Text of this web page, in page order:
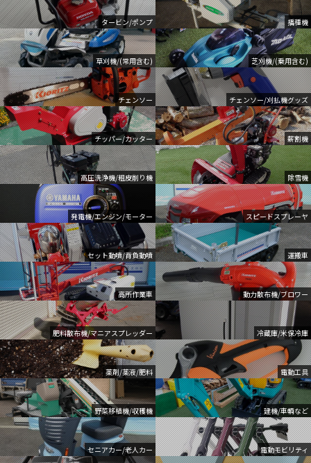
タービン/ポンプ 播種機
草刈機/(常用含む) 芝刈機/(乗用含む)
チェンソー チェンソー/刈払機グッズ
チッパー/カッター 薪割機
高圧洗浄機/粗皮削り機 除雪機
発電機/エンジン/モーター スピードスプレーヤ
セット動噴/背負動噴 運搬車
高所作業車 動力散布機/ブロワー
肥料散布機/マニアスプレッダー 冷蔵庫/米保冷庫
薬剤/薬液/肥料 電動工具
野菜移植機/収穫機 建機/車輌など
セニアカー/老人カー 電動モビリティ